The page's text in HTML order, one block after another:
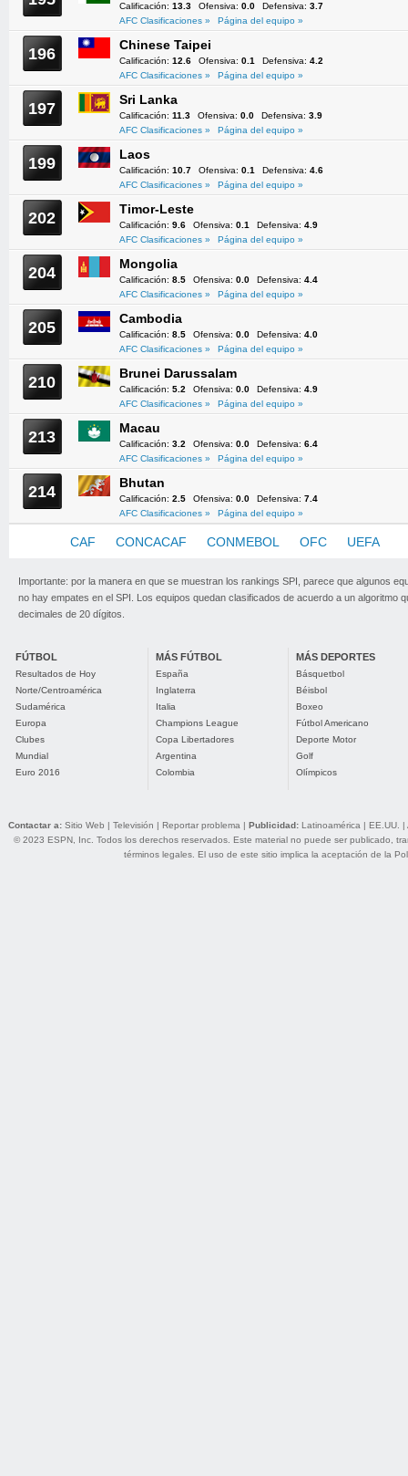
Calificación: 13.3 Ofensiva: 0.0 Defensiva: 3.7
AFC Clasificaciones »
Página del equipo »
196 Chinese Taipei
Calificación: 12.6 Ofensiva: 0.1 Defensiva: 4.2
AFC Clasificaciones »
Página del equipo »
197 Sri Lanka
Calificación: 11.3 Ofensiva: 0.0 Defensiva: 3.9
AFC Clasificaciones »
Página del equipo »
199 Laos
Calificación: 10.7 Ofensiva: 0.1 Defensiva: 4.6
AFC Clasificaciones »
Página del equipo »
202 Timor-Leste
Calificación: 9.6 Ofensiva: 0.1 Defensiva: 4.9
AFC Clasificaciones »
Página del equipo »
204 Mongolia
Calificación: 8.5 Ofensiva: 0.0 Defensiva: 4.4
AFC Clasificaciones »
Página del equipo »
205 Cambodia
Calificación: 8.5 Ofensiva: 0.0 Defensiva: 4.0
AFC Clasificaciones »
Página del equipo »
210 Brunei Darussalam
Calificación: 5.2 Ofensiva: 0.0 Defensiva: 4.9
AFC Clasificaciones »
Página del equipo »
213 Macau
Calificación: 3.2 Ofensiva: 0.0 Defensiva: 6.4
AFC Clasificaciones »
Página del equipo »
214 Bhutan
Calificación: 2.5 Ofensiva: 0.0 Defensiva: 7.4
AFC Clasificaciones »
Página del equipo »
CAF CONCACAF CONMEBOL OFC UEFA
Importante: por la manera en que se muestran los rankings SPI, parece que algunos
no hay empates en el SPI. Los equipos quedan clasificados de acuerdo a un algoritmo
decimales de 20 dígitos.
FÚTBOL
Resultados de Hoy
Norte/Centroamérica
Sudamérica
Europa
Clubes
Mundial
Euro 2016
MÁS FÚTBOL
España
Inglaterra
Italia
Champions League
Copa Libertadores
Argentina
Colombia
MÁS DEPORTES
Básquetbol
Béisbol
Boxeo
Fútbol Americano
Deporte Motor
Golf
Olímpicos
Contactar a: Sitio Web | Televisión | Reportar problema | Publicidad: Latinoamérica | EE.UU. |
© 2023 ESPN, Inc. Todos los derechos reservados. Este material no puede ser publicado,
términos legales. El uso de este sitio implica la aceptación de la